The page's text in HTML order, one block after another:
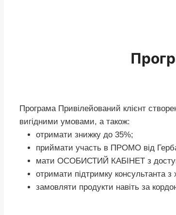
Програма Привілейований клієнт
вигідними умовами, а також:
отримати знижку до 35%;
приймати участь в ПРОМО від
мати ОСОБИСТИЙ КАБІНЕТ з
отримати підтримку консультанта
замовляти продукти навіть за